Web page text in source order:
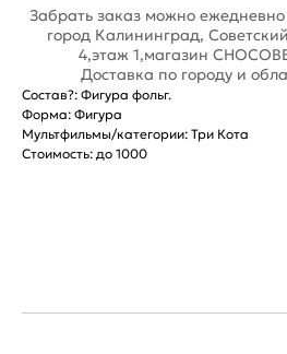
Забрать заказ можно
город Калининград,
4,этаж 1,магазин
Доставка по городу и
Состав?: Фигура фольг.
Форма: Фигура
Мультфильмы/категории: Три Кота
Стоимость: до 1000